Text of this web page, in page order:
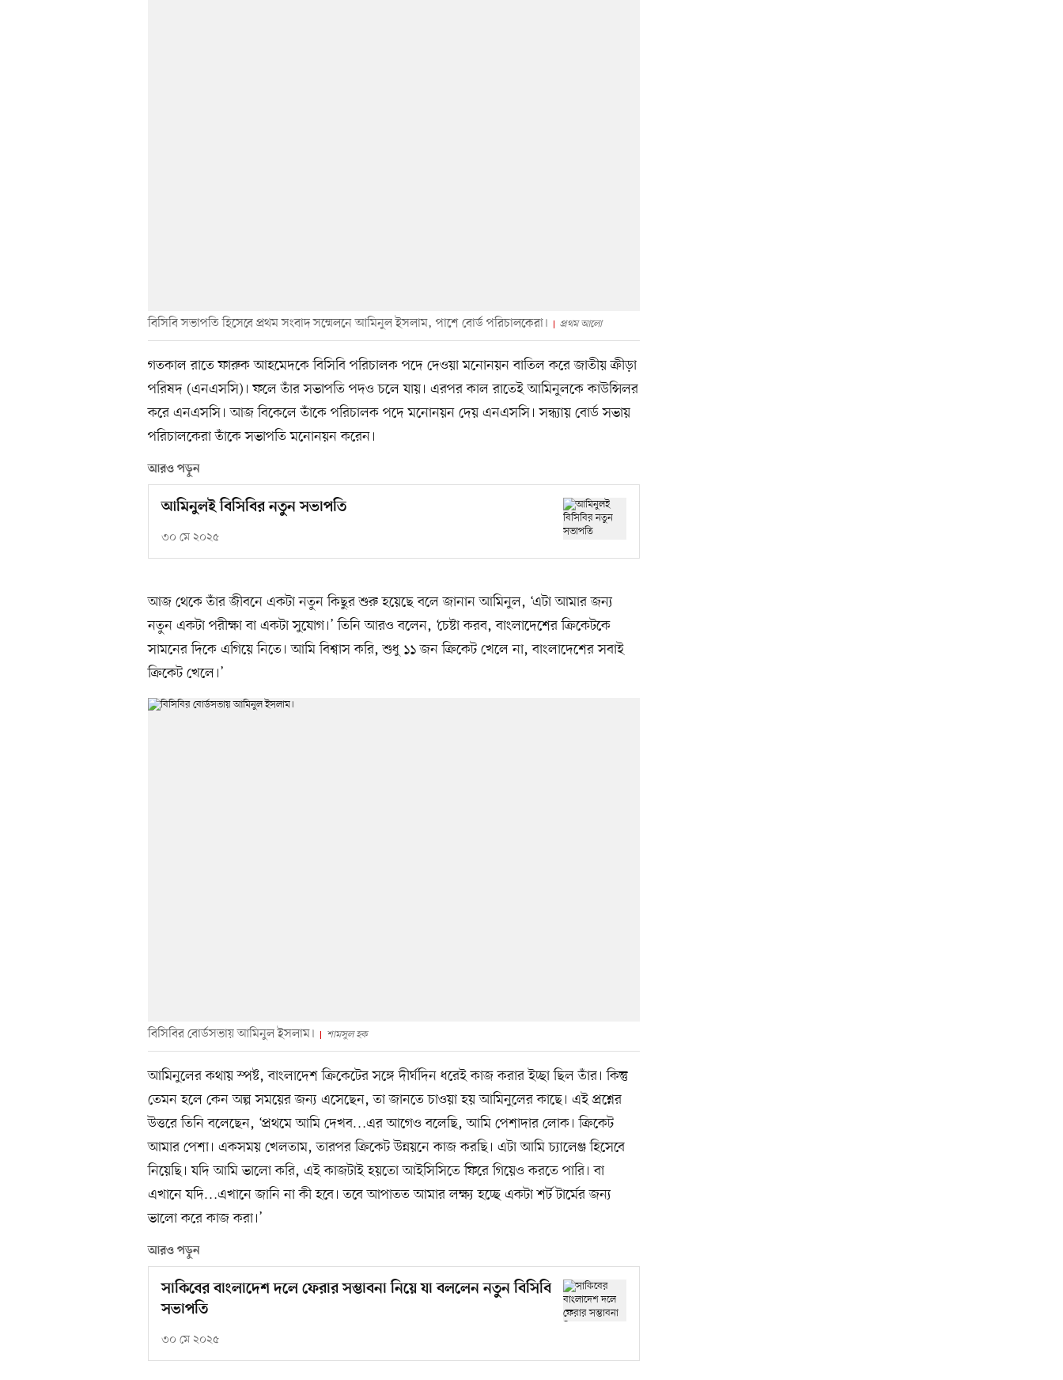
বিসিবি সভাপতি হিসেবে প্রথম সংবাদ সম্মেলনে আমিনুল ইসলাম, পাশে বোর্ড পরিচালকেরা। প্রথম আলো
গতকাল রাতে ফারুক আহমেদকে বিসিবি পরিচালক পদে দেওয়া মনোনয়ন বাতিল করে জাতীয় ক্রীড়া
পরিষদ (এনএসসি)। ফলে তাঁর সভাপতি পদও চলে যায়। এরপর কাল রাতেই আমিনুলকে কাউন্সিলর
করে এনএসসি। আজ বিকেলে তাঁকে পরিচালক পদে মনোনয়ন দেয় এনএসসি। সন্ধ্যায় বোর্ড সভায়
পরিচালকেরা তাঁকে সভাপতি মনোনয়ন করেন।
আরও পড়ুন
আমিনুলই বিসিবির নতুন সভাপতি
৩০ মে ২০২৫
আজ থেকে তাঁর জীবনে একটা নতুন কিছুর শুরু হয়েছে বলে জানান আমিনুল, ‘এটা আমার জন্য
নতুন একটা পরীক্ষা বা একটা সুযোগ।’ তিনি আরও বলেন, ‘চেষ্টা করব, বাংলাদেশের ক্রিকেটকে
সামনের দিকে এগিয়ে নিতে। আমি বিশ্বাস করি, শুধু ১১ জন ক্রিকেট খেলে না, বাংলাদেশের সবাই
ক্রিকেট খেলে।’
বিসিবির বোর্ডসভায় আমিনুল ইসলাম। শামসুল হক
আমিনুলের কথায় স্পষ্ট, বাংলাদেশ ক্রিকেটের সঙ্গে দীর্ঘদিন ধরেই কাজ করার ইচ্ছা ছিল তাঁর। কিন্তু
তেমন হলে কেন অল্প সময়ের জন্য এসেছেন, তা জানতে চাওয়া হয় আমিনুলের কাছে। এই প্রশ্নের
উত্তরে তিনি বলেছেন, ‘প্রথমে আমি দেখব…এর আগেও বলেছি, আমি পেশাদার লোক। ক্রিকেট
আমার পেশা। একসময় খেলতাম, তারপর ক্রিকেট উন্নয়নে কাজ করছি। এটা আমি চ্যালেঞ্জ হিসেবে
নিয়েছি। যদি আমি ভালো করি, এই কাজটাই হয়তো আইসিসিতে ফিরে গিয়েও করতে পারি। বা
এখানে যদি…এখানে জানি না কী হবে। তবে আপাতত আমার লক্ষ্য হচ্ছে একটা শর্ট টার্মের জন্য
ভালো করে কাজ করা।’
আরও পড়ুন
সাকিবের বাংলাদেশ দলে ফেরার সম্ভাবনা নিয়ে যা বললেন নতুন বিসিবি
সভাপতি
৩০ মে ২০২৫